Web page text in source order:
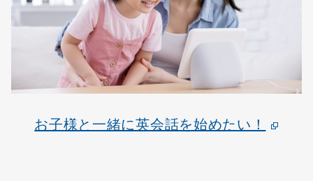
お子様と一緒に英会話を始めたい！